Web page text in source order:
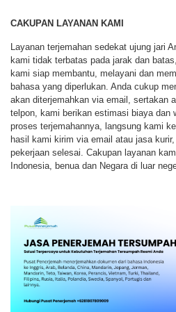
CAKUPAN LAYANAN KAMI
Layanan terjemahan sedekat ujung jari
kami tidak terbatas pada jarak dan
kami siap membantu, melayani dan
bahasa yang diperlukan. Anda cukup
akan diterjemahkan via email, sertakan
telpon, kami berikan estimasi biaya dan
proses terjemahannya, langsung kami
hasil kami kirim via email atau jasa
pekerjaan selesai. Cakupan layanan
Indonesia, benua dan Negara di luar